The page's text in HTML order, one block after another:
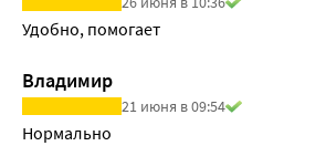
Удобно, помогает
Владимир
21 июня в 09:54
Нормально